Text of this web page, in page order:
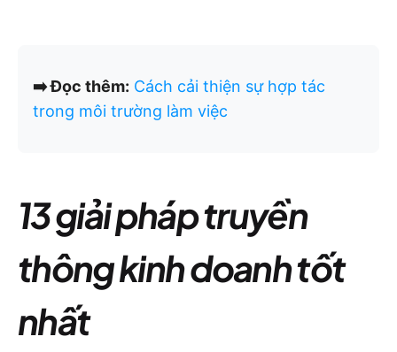
➡️ Đọc thêm: Cách cải thiện sự hợp tác
trong môi trường làm việc
13 giải pháp truyền
thông kinh doanh tốt
nhất